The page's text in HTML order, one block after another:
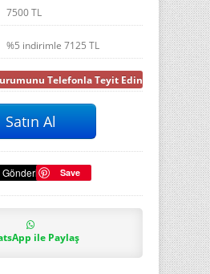
7500 TL
%5 indirimle 7125 TL
Telefonla Teyit Ediniz
Save
ile Paylaş